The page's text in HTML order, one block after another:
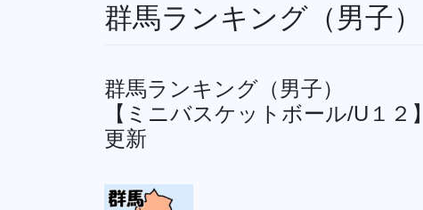
群馬ランキング（男子
群馬ランキング（男子）
【ミニバスケットボール/U１２】
更新